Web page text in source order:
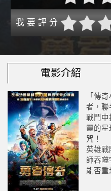
我 要 評 分
電影介紹
「傳
者，聯
戰鬥中
靈的星
咒！
英雄戰
師吞
能否重